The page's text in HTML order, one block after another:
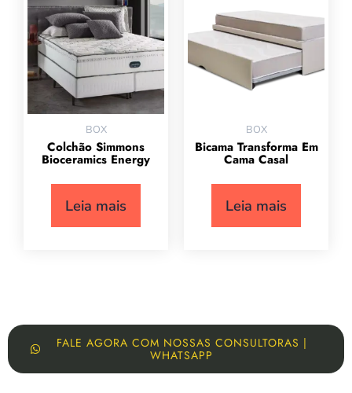
BOX
Colchão Simmons
Bioceramics Energy
Leia mais
BOX
Bicama Transforma Em
Cama Casal
Leia mais
FALE AGORA COM NOSSAS CONSULTORAS |
WHATSAPP